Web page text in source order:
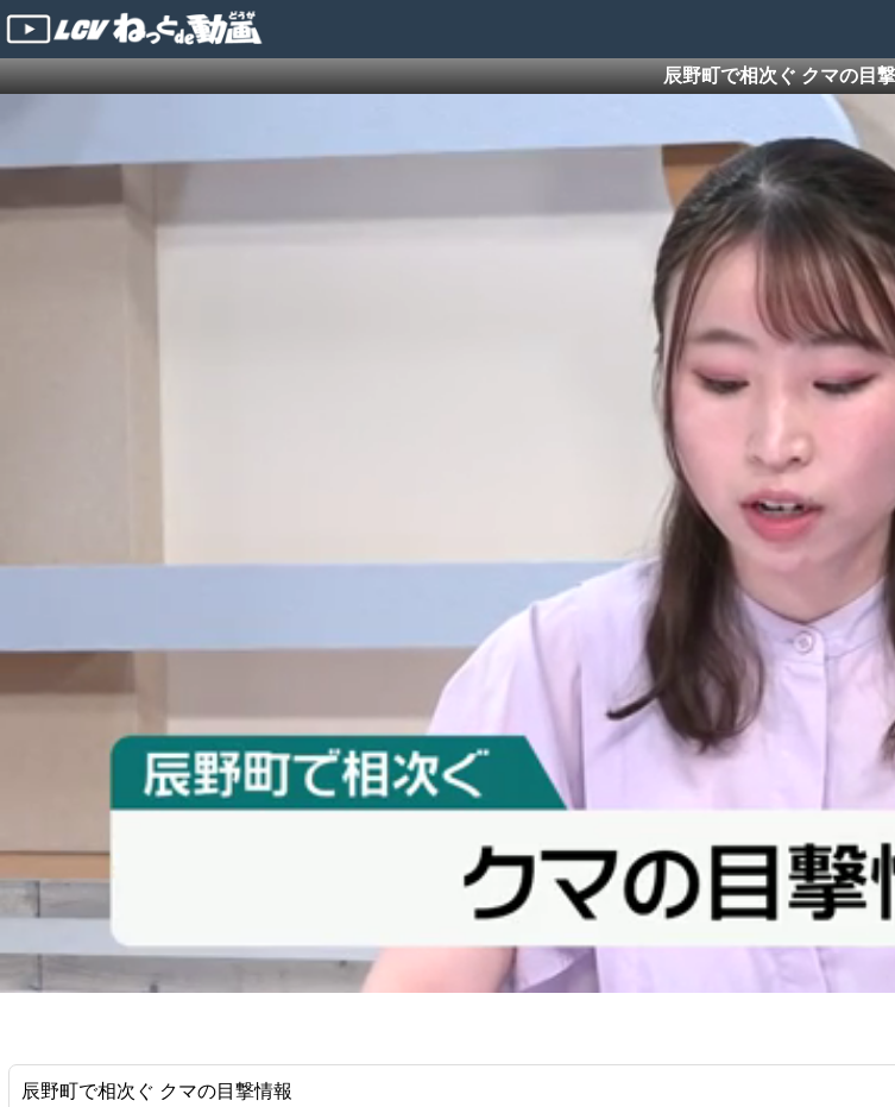
辰野町で相次ぐ クマの目
辰野町で相次ぐ クマの目撃情報